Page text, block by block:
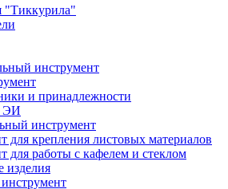
"Тиккурила"
инструмент
и принадлежности
ЭИ
инструмент
для крепления листовых материалов
для работы с кафелем и стеклом
изделия